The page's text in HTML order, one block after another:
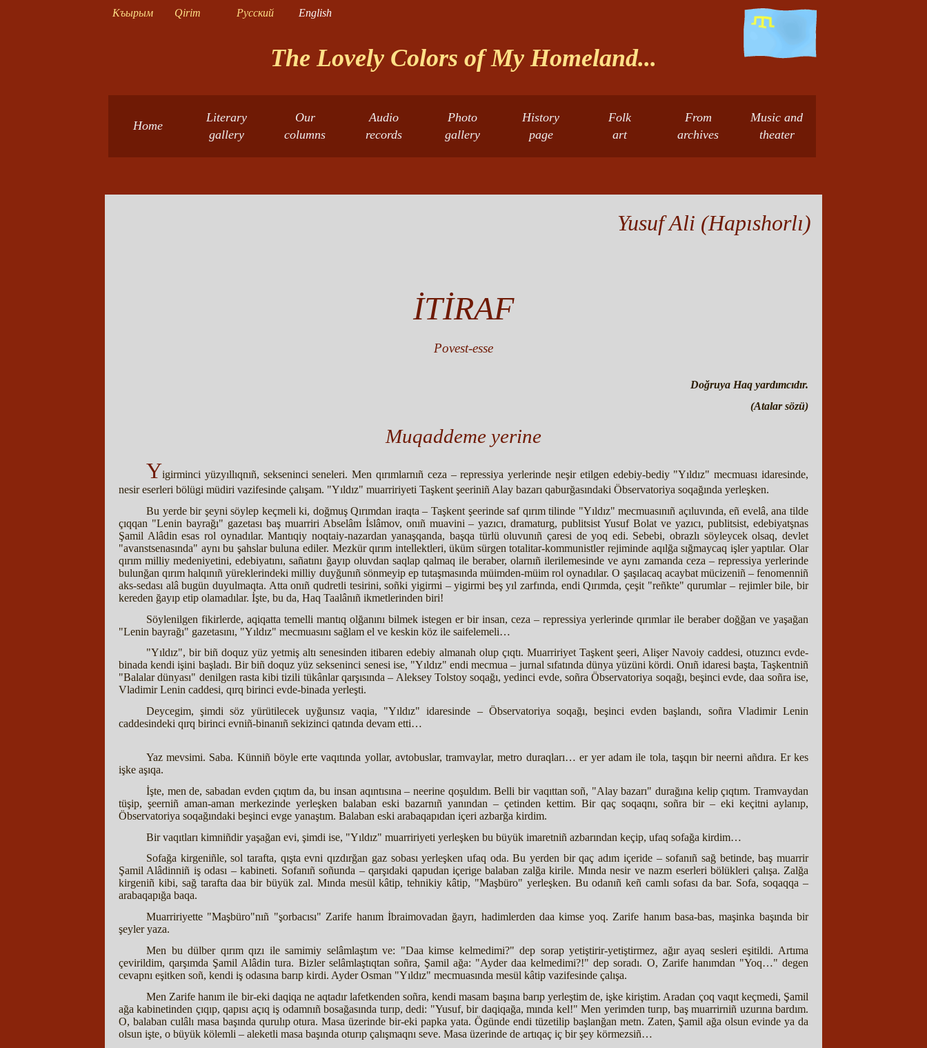
Къырым Qirim Русский English
The Lovely Colors of My Homeland...
Home
Literary
gallery
Our
columns
Audio
records
Photo
gallery
History
page
Folk
art
From
archives
Music and
theater
Yusuf Ali (Hapıshorlı)
İTİRAF
Povest-esse
Doğruya Haq yardımcıdır.
(Atalar sözü)
Muqaddeme yerine
Yigirminci yüzyıllıqnıñ, sekseninci seneleri. Men qırımlarnıñ ceza – repressiya yerlerinde neşir etilgen edebiy-bediy "Yıldız" mecmuası idaresinde,
nesir eserleri bölügi müdiri vazifesinde çalışam. "Yıldız" muarririyeti Taşkent şeeriniñ Alay bazarı qaburğasındaki Öbservatoriya soqağında yerleşken.
Bu yerde bir şeyni söylep keçmeli ki, doğmuş Qırımdan iraqta – Taşkent şeerinde saf qırım tilinde "Yıldız" mecmuasınıñ açıluvında, eñ evelâ, ana tilde
çıqqan "Lenin bayrağı" gazetası baş muarriri Abselâm İslâmov, onıñ muavini – yazıcı, dramaturg, publitsist Yusuf Bolat ve yazıcı, publitsist, edebiyatşnas
Şamil Alâdin esas rol oynadılar. Mantıqiy noqtaiy-nazardan yanaşqanda, başqa türlü oluvunıñ çaresi de yoq edi. Sebebi, obrazlı söyleycek olsaq, devlet
"avanstsenasında" aynı bu şahslar buluna ediler. Mezkür qırım intellektleri, üküm sürgen totalitar-kommunistler rejiminde aqılğa sığmaycaq işler yaptılar. Olar
qırım milliy medeniyetini, edebiyatını, sañatını ğayıp oluvdan saqlap qalmaq ile beraber, olarnıñ ilerilemesinde ve aynı zamanda ceza – repressiya yerlerinde
bulunğan qırım halqınıñ yüreklerindeki milliy duyğunıñ sönmeyip ep tutaşmasında müimden-müim rol oynadılar. O şaşılacaq acaybat mücizeniñ – fenomenniñ
aks-sedası alâ bugün duyulmaqta. Atta onıñ qudretli tesirini, soñki yigirmi – yigirmi beş yıl zarfında, endi Qırımda, çeşit "reñkte" qurumlar – rejimler bile, bir
kereden ğayıp etip olamadılar. İşte, bu da, Haq Taalânıñ ikmetlerinden biri!
Söylenilgen fikirlerde, aqiqatta temelli mantıq olğanını bilmek istegen er bir insan, ceza – repressiya yerlerinde qırımlar ile beraber doğğan ve yaşağan
"Lenin bayrağı" gazetasını, "Yıldız" mecmuasını sağlam el ve keskin köz ile saifelemeli…
"Yıldız", bir biñ doquz yüz yetmiş altı senesinden itibaren edebiy almanah olup çıqtı. Muarririyet Taşkent şeeri, Alişer Navoiy caddesi, otuzıncı evde-
binada kendi işini başladı. Bir biñ doquz yüz sekseninci senesi ise, "Yıldız" endi mecmua – jurnal sıfatında dünya yüzüni kördi. Onıñ idaresi başta, Taşkentniñ
"Balalar dünyası" denilgen rasta kibi tizili tükânlar qarşısında – Aleksey Tolstoy soqağı, yedinci evde, soñra Öbservatoriya soqağı, beşinci evde, daa soñra ise,
Vladimir Lenin caddesi, qırq birinci evde-binada yerleşti.
Deycegim, şimdi söz yürütilecek uyğunsız vaqia, "Yıldız" idaresinde – Öbservatoriya soqağı, beşinci evden başlandı, soñra Vladimir Lenin
caddesindeki qırq birinci evniñ-binanıñ sekizinci qatında devam etti…
Yaz mevsimi. Saba. Künniñ böyle erte vaqıtında yollar, avtobuslar, tramvaylar, metro duraqları… er yer adam ile tola, taşqın bir neerni añdıra. Er kes
işke aşıqa.
İşte, men de, sabadan evden çıqtım da, bu insan aqıntısına – neerine qoşuldım. Belli bir vaqıttan soñ, "Alay bazarı" durağına kelip çıqtım. Tramvaydan
tüşip, şeerniñ aman-aman merkezinde yerleşken balaban eski bazarnıñ yanından – çetinden kettim. Bir qaç soqaqnı, soñra bir – eki keçitni aylanıp,
Öbservatoriya soqağındaki beşinci evge yanaştım. Balaban eski arabaqapıdan içeri azbarğa kirdim.
Bir vaqıtları kimniñdir yaşağan evi, şimdi ise, "Yıldız" muarririyeti yerleşken bu büyük imaretniñ azbarından keçip, ufaq sofağa kirdim…
Sofağa kirgeniñle, sol tarafta, qışta evni qızdırğan gaz sobası yerleşken ufaq oda. Bu yerden bir qaç adım içeride – sofanıñ sağ betinde, baş muarrir
Şamil Alâdinniñ iş odası – kabineti. Sofanıñ soñunda – qarşıdaki qapudan içerige balaban zalğa kirile. Mında nesir ve nazm eserleri bölükleri çalışa. Zalğa
kirgeniñ kibi, sağ tarafta daa bir büyük zal. Mında mesül kâtip, tehnikiy kâtip, "Maşbüro" yerleşken. Bu odanıñ keñ camlı sofası da bar. Sofa, soqaqqa –
arabaqapığa baqa.
Muarririyette "Maşbüro"nıñ "şorbacısı" Zarife hanım İbraimovadan ğayrı, hadimlerden daa kimse yoq. Zarife hanım basa-bas, maşinka başında bir
şeyler yaza.
Men bu dülber qırım qızı ile samimiy selâmlaştım ve: "Daa kimse kelmedimi?" dep sorap yetiştirir-yetiştirmez, ağır ayaq sesleri eşitildi. Artıma
çevirildim, qarşımda Şamil Alâdin tura. Bizler selâmlaştıqtan soñra, Şamil ağa: "Ayder daa kelmedimi?!" dep soradı. O, Zarife hanımdan "Yoq…" degen
cevapnı eşitken soñ, kendi iş odasına barıp kirdi. Ayder Osman "Yıldız" mecmuasında mesül kâtip vazifesinde çalışa.
Men Zarife hanım ile bir-eki daqiqa ne aqtadır lafetkenden soñra, kendi masam başına barıp yerleştim de, işke kiriştim. Aradan çoq vaqıt keçmedi, Şamil
ağa kabinetinden çıqıp, qapısı açıq iş odamnıñ bosağasında turıp, dedi: "Yusuf, bir daqiqağa, mında kel!" Men yerimden turıp, baş muarrirniñ uzurına bardım.
O, balaban culâlı masa başında qurulıp otura. Masa üzerinde bir-eki papka yata. Ögünde endi tüzetilip başlanğan metn. Zaten, Şamil ağa olsun evinde ya da
olsun işte, o büyük kölemli – aleketli masa başında oturıp çalışmaqnı seve. Masa üzerinde de artıqaç iç bir şey körmezsiñ…